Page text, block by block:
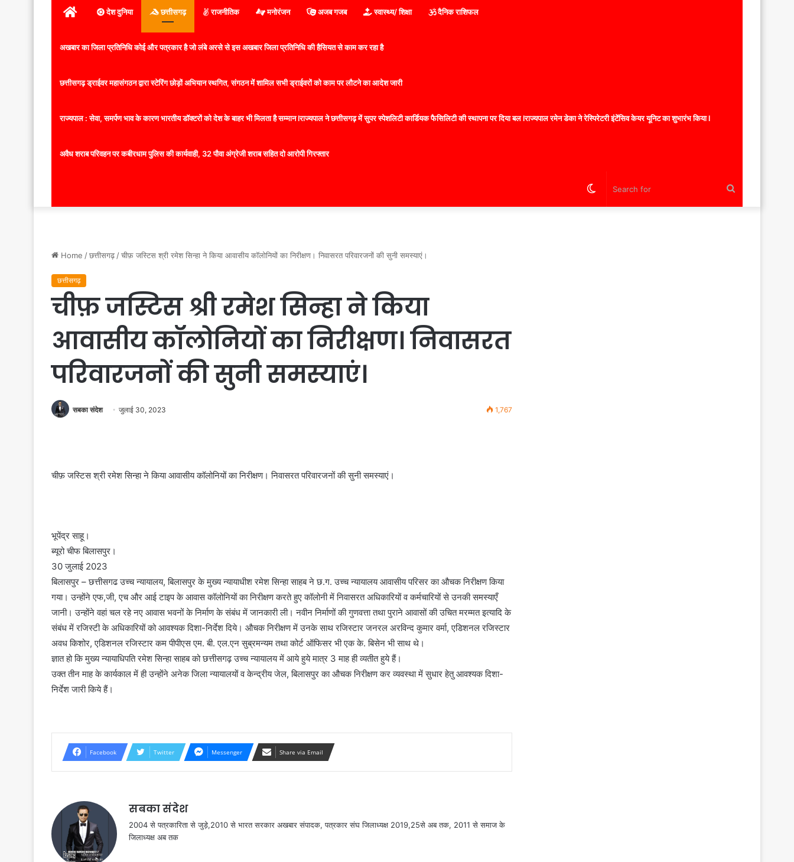
होम देश दुनिया छत्तीसगढ़ राजनीतिक मनोरंजन अजब गजब स्वास्थ्य/ शिक्षा दैनिक राशिफल
अखबार का जिला प्रतिनिधि कोई और पत्रकार है जो लंबे अरसे से इस अखबार जिला प्रतिनिधि की हैसियत से काम कर रहा है
छत्तीसगढ़ ड्राईवर महासंगठन द्वारा स्टेरिंग छोड़ों अभियान स्थगित, संगठन में शामिल सभी ड्राईवरों को काम पर लौटने का आदेश जारी
राज्यपाल : सेवा, समर्पण भाव के कारण भारतीय डॉक्टरों को देश के बाहर भी मिलता है सम्मान lराज्यपाल ने छत्तीसगढ़ में सुपर स्पेशलिटी कार्डियक फैसिलिटी की स्थापना पर दिया बल lराज्यपाल रमेन डेका ने रेस्पिरेटरी इंटेंसिव केयर यूनिट का शुभारंभ किया l
अवैध शराब परिवहन पर कबीरधाम पुलिस की कार्यवाही, 32 पौवा अंग्रेजी शराब सहित दो आरोपी गिरफ्तार
Switch
Home /छत्तीसगढ़ /चीफ़ जस्टिस श्री रमेश सिन्हा ने किया आवासीय कॉलोनियों का निरीक्षण। निवासरत परिवारजनों की सुनी समस्याएं।
छत्तीसगढ़
चीफ़ जस्टिस श्री रमेश सिन्हा ने किया
आवासीय कॉलोनियों का निरीक्षण। निवासरत
परिवारजनों की सुनी समस्याएं।
सबका संदेश जुलाई 30, 2023 1,767
चीफ़ जस्टिस श्री रमेश सिन्हा ने किया आवासीय कॉलोनियों का निरीक्षण। निवासरत परिवारजनों की सुनी समस्याएं।
भूपेंद्र साहू।
ब्यूरो चीफ बिलासपुर।
30 जुलाई 2023
बिलासपुर – छत्तीसगढ उच्च न्यायालय, बिलासपुर के मुख्य न्यायाधीश रमेश सिन्हा साहब ने छ.ग. उच्च न्यायालय आवासीय परिसर का औचक निरीक्षण किया
गया। उन्होंने एफ,जी, एच और आई टाइप के आवास कॉलोनियों का निरीक्षण करते हुए कॉलोनी में निवासरत अधिकारियों व कर्मचारियों से उनकी समस्याएँ
जानी। उन्होंने वहां चल रहे नए आवास भवनों के निर्माण के संबंध में जानकारी ली। नवीन निर्माणों की गुणवत्ता तथा पुराने आवासों की उचित मरम्मत इत्यादि के
संबंध में रजिस्टी के अधिकारियों को आवश्यक दिशा-निर्देश दिये। औचक निरीक्षण में उनके साथ रजिस्टार जनरल अरविन्द कुमार वर्मा, एडिशनल रजिस्टार
अवध किशोर, एडिशनल रजिस्टार कम पीपीएस एम. बी. एल.एन सुब्रमन्यम तथा कोर्ट ऑफिसर भी एक के. बिसेन भी साथ थे।
ज्ञात हो कि मुख्य न्यायाधिपति रमेश सिन्हा साहब को छत्तीसगढ़ उच्च न्यायालय में आये हुये मात्र 3 माह ही व्यतीत हुये हैं।
उक्त तीन माह के कार्यकाल में ही उन्होंने अनेक जिला न्यायालयों व केन्द्रीय जेल, बिलासपुर का औचक निरीक्षण कर व्यवस्था में सुधार हेतु आवश्यक दिशा-
निर्देश जारी किये हैं।
Facebook Twitter Messenger Share via Email
सबका संदेश
2004 से पत्रकारिता से जुड़े,2010 से भारत सरकार अखबार संपादक, पत्रकार संघ जिलाध्यक्ष 2019,25से अब तक, 2011 से समाज के
जिलाध्यक्ष अब तक